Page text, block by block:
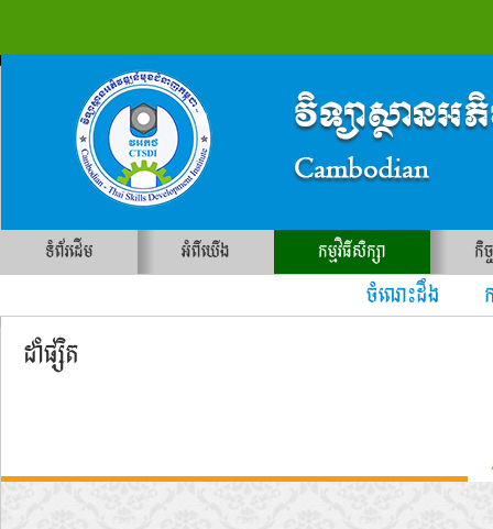
ទំព័រដើម អំពីយើង កម្មវិធីសិក្សា កិ
ចំណេះដឹង កា
ដាំផ្សិត